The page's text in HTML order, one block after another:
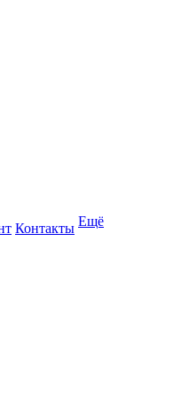
Контакты Ещё